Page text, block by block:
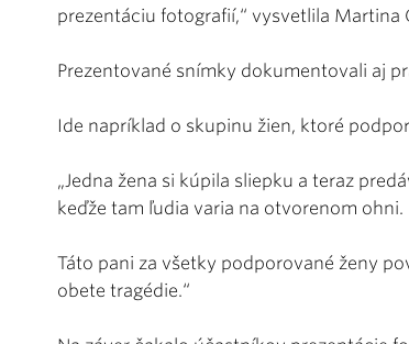
prezentáciu fotografií,“ vysvetlila Martina
Prezentované snímky dokumentovali aj
Ide napríklad o skupinu žien, ktoré
„Jedna žena si kúpila sliepku a teraz
keďže tam ľudia varia na otvorenom ohni.
Táto pani za všetky podporované ženy
obete tragédie.“